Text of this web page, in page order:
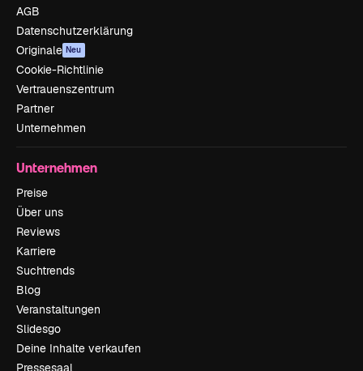
AGB
Datenschutzerklärung
Originale Neu
Cookie-Richtlinie
Vertrauenszentrum
Partner
Unternehmen
Unternehmen
Preise
Über uns
Reviews
Karriere
Suchtrends
Blog
Veranstaltungen
Slidesgo
Deine Inhalte verkaufen
Pressesaal